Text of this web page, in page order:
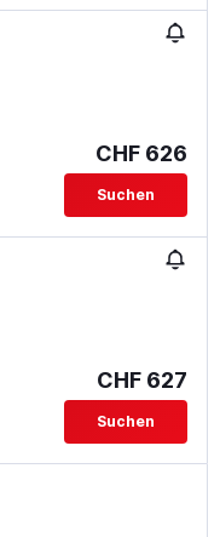
CHF 626
Suchen
CHF 627
Suchen